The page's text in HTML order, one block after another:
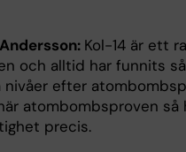
Kol-14 är ett
och alltid har funnits
nivåer efter
atombombsproven så
precis.